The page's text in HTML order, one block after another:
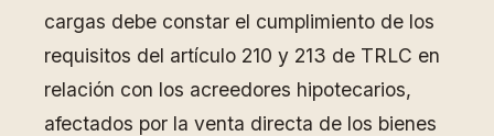
cargas debe constar el cumplimiento de los
requisitos del artículo 210 y 213 de TRLC en
relación con los acreedores hipotecarios,
afectados por la venta directa de los bienes